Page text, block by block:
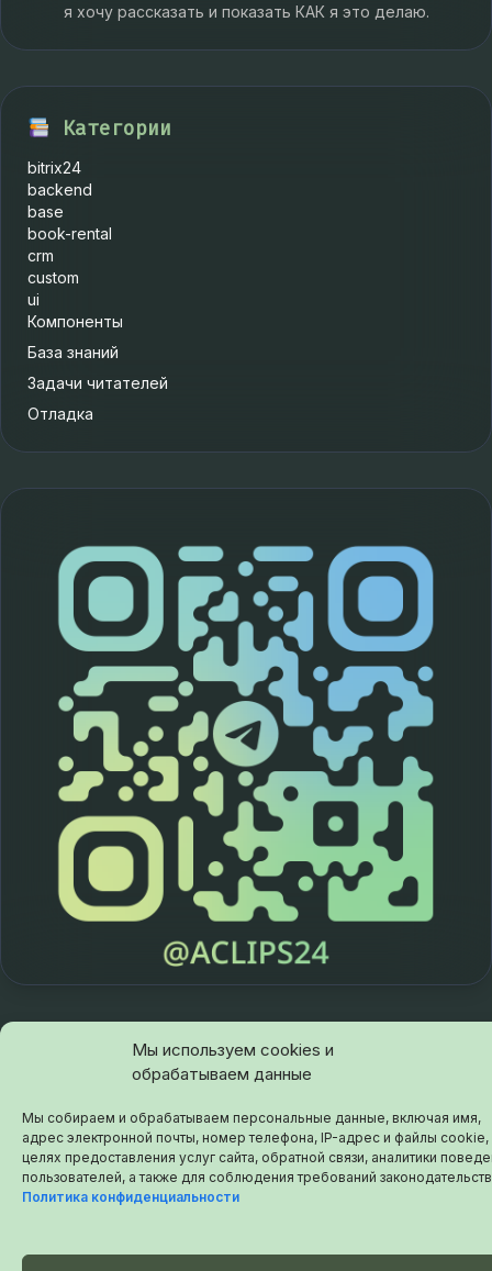
Мы используем cookies и
обрабатываем данные
Мы собираем и обрабатываем персональные данные, включая имя,
адрес электронной почты, номер телефона, IP-адрес и файлы cookie,
целях предоставления услуг сайта, обратной связи, аналитики
пользователей, а также для соблюдения требований
Политика конфиденциальности
я хочу рассказать и показать КАК я это делаю.
Категории
bitrix24
backend
base
book-rental
crm
custom
ui
Компоненты
База знаний
Задачи читателей
Отладка
© 2026 aclips.ru